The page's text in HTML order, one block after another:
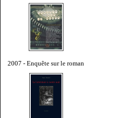
2007 - Enquête sur le roman